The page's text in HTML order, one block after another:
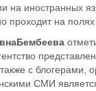
на иностранных
проходитна полях
Бембеева
также с
СМИ